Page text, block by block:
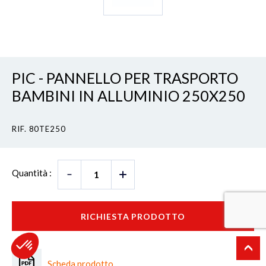
PIC - PANNELLO PER TRASPORTO
BAMBINI IN ALLUMINIO 250X250
RIF. 80TE250
Quantità :
RICHIESTA PRODOTTO
Scheda prodotto